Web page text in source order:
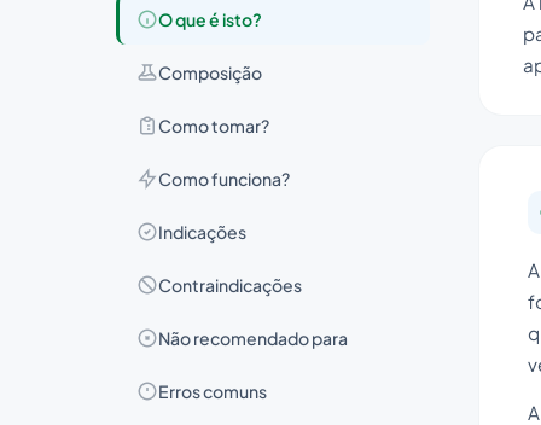
O que é isto?
Composição
Como tomar?
Como funciona?
Indicações
Contraindicações
Não recomendado para
Erros comuns